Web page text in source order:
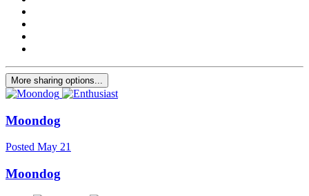
More sharing options...
Moondog
Posted May 21
Moondog